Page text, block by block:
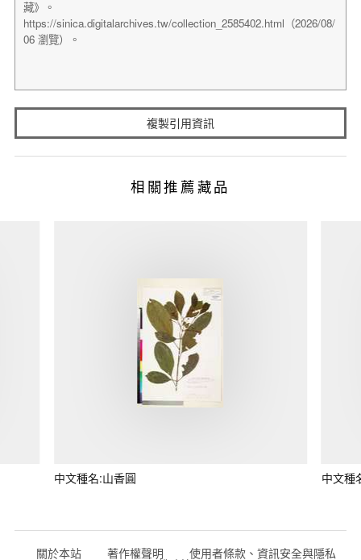
複製引用資訊
相關推薦藏品
中文種名:山香圓 中文種
關於本站 著作權聲明 使用者條款、資訊安全與隱私